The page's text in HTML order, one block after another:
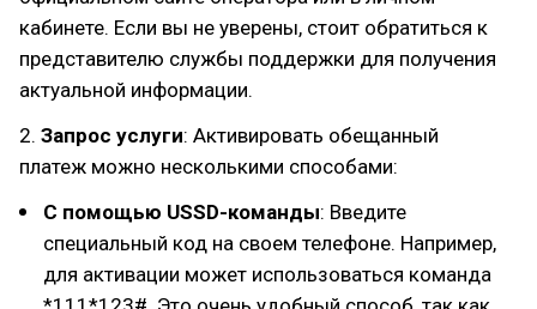
кабинете. Если вы не уверены, стоит обратиться к
представителю службы поддержки для получения
актуальной информации.
2. Запрос услуги: Активировать обещанный
платеж можно несколькими способами:
С помощью USSD-команды: Введите
специальный код на своем телефоне. Например,
для активации может использоваться команда